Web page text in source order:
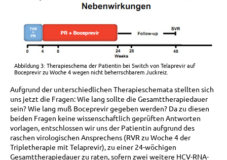
Abbildung 3: Therapieschema der Patientin bei Switch von Telaprevir auf
Boceprevir zu Woche 4 wegen nicht beherrschbarem Juckreiz.
Aufgrund der unterschiedlichen Therapieschemata stellten sich
uns jetzt die Fragen: Wie lang sollte die Gesamttherapiedauer
sein? Wie lang muß Boceprevir gegeben werden? Da zu diesen
beiden Fragen keine wissenschaftlich geprüften Antworten
vorlagen, entschlossen wir uns der Patientin aufgrund des
raschen virologischen Ansprechens (RVR zu Woche 4 der
Tripletherapie mit Telaprevir), zu einer 24-wöchigen
Gesamttherapiedauer zu raten, sofern zwei weitere HCV-RNA-